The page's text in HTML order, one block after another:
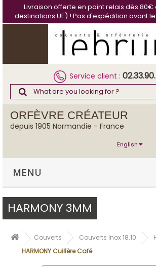
Livraison offerte en point relais dès
destinations UE) ! Pas d'expédition avant
Service client :
ORFÈVRE CRÉATEUR
depuis 1905 Normandie - France
English
MENU
HARMONY 3MM
Couverts Couverts Inox 18.10
HARMONY Cuillère Café
Cookies management panel